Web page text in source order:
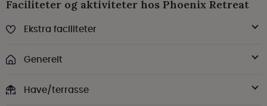
Faciliteter og aktiviteter hos Phoenix Retreat
Ekstra faciliteter
Generelt
Have/terrasse